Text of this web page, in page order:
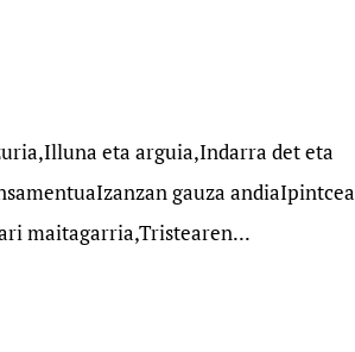
eta arguia,Indarra det eta
gauza andiaIpintcea
maitagarria,Tristearen...